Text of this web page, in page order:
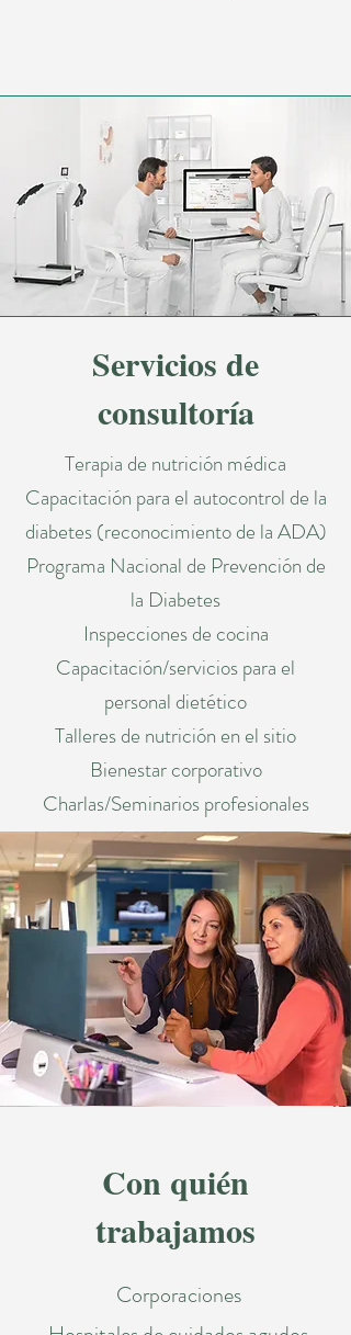
Servicios de
consultoría
Terapia de nutrición médica
Capacitación para el autocontrol de la
diabetes (reconocimiento de la ADA)
Programa Nacional de Prevención de
la Diabetes
Inspecciones de cocina
Capacitación/servicios para el
personal dietético
Talleres de nutrición en el sitio
Bienestar corporativo
Charlas/Seminarios profesionales
Con quién
trabajamos
Corporaciones